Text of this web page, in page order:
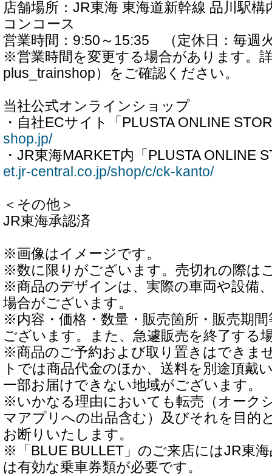
店舗場所：JR東海 東海道新幹線 品川駅構
コンコース
営業時間：9:50～15:35 （定休日：毎週
※営業時間を変更する場合があります。
plus_trainshop）をご確認ください。
当社公式オンラインショップ
・自社ECサイト「PLUSTA ONLINE
shop.jp/
・JR東海MARKET内「PLUSTA ONLINE
et.jr-central.co.jp/shop/c/ck-kanto/
＜その他＞
JR東海承認済
※画像はイメージです。
※数に限りがございます。売切れの際は
※商品のデザインは、実際の車両や設備
場合がございます。
※内容・価格・数量・販売箇所・販売期
ございます。また、急遽販売を終了する
※商品のご予約および取り置きはできま
トでは商品代金のほか、送料を別途頂戴
一部お届けできない地域がございます。
※いかなる理由においても転売（オーク
マアプリへの出品含む）及びそれを目的
お断りいたします。
※「BLUE BULLET」のご来店にはJR東
は有効な乗車券類が必要です。